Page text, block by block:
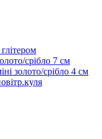
срібло 7 см
золото/срібло 4 см